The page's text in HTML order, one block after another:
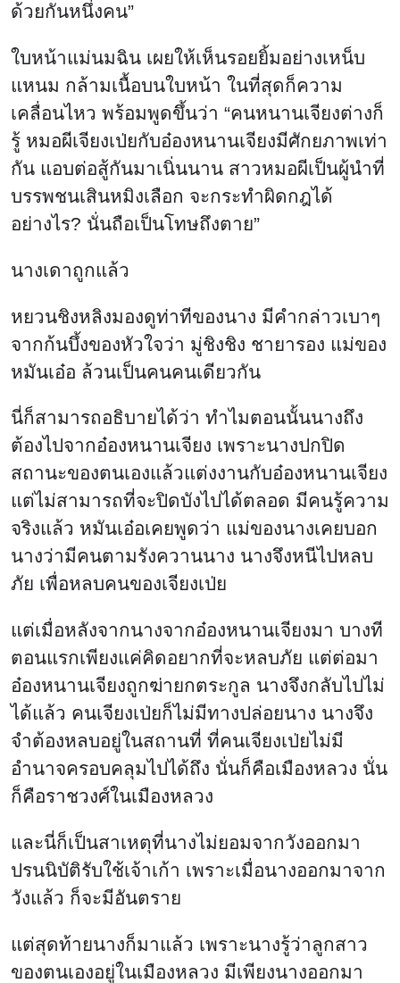
ใบหน้าแม่นมฉิน เผยให้เห็นรอยยิ้มอย่างเหน็บ
แหนม กล้ามเนื้อบนใบหน้า ในที่สุดก็ความ
เคลื่อนไหว พร้อมพูดขึ้นว่า “คนหนานเจียงต่างก็
รู้ หมอผีเจียงเป่ยกับอ๋องหนานเจียงมีศักยภาพเท่า
กัน แอบต่อสู้กันมาเนิ่นนาน สาวหมอผีเป็นผู้นำที่
บรรพชนเสินหมิงเลือก จะกระทำผิดกฎได้
อย่างไร? นั่นถือเป็นโทษถึงตาย”
นางเดาถูกแล้ว
หยวนชิงหลิงมองดูท่าทีของนาง มีคำกล่าวเบาๆ
จากก้นบึ้งของหัวใจว่า มู่ชิงชิง ชายารอง แม่ของ
หมันเอ๋อ ล้วนเป็นคนคนเดียวกัน
นี่ก็สามารถอธิบายได้ว่า ทำไมตอนนั้นนางถึง
ต้องไปจากอ๋องหนานเจียง เพราะนางปกปิด
สถานะของตนเองแล้วแต่งงานกับอ๋องหนานเจียง
แต่ไม่สามารถที่จะปิดบังไปได้ตลอด มีคนรู้ความ
จริงแล้ว หมันเอ๋อเคยพูดว่า แม่ของนางเคยบอก
นางว่ามีคนตามรังควานนาง นางจึงหนีไปหลบ
ภัย เพื่อหลบคนของเจียงเป่ย
แต่เมื่อหลังจากนางจากอ๋องหนานเจียงมา บางที
ตอนแรกเพียงแค่คิดอยากที่จะหลบภัย แต่ต่อมา
อ๋องหนานเจียงถูกฆ่ายกตระกูล นางจึงกลับไปไม่
ได้แล้ว คนเจียงเป่ยก็ไม่มีทางปล่อยนาง นางจึง
จำต้องหลบอยู่ในสถานที่ ที่คนเจียงเป่ยไม่มี
อำนาจครอบคลุมไปได้ถึง นั่นก็คือเมืองหลวง นั่น
ก็คือราชวงศ์ในเมืองหลวง
และนี่ก็เป็นสาเหตุที่นางไม่ยอมจากวังออกมา
ปรนนิบัติรับใช้เจ้าเก้า เพราะเมื่อนางออกมาจาก
วังแล้ว ก็จะมีอันตราย
แต่สุดท้ายนางก็มาแล้ว เพราะนางรู้ว่าลูกสาว
ของตนเองอยู่ในเมืองหลวง มีเพียงนางออกมา